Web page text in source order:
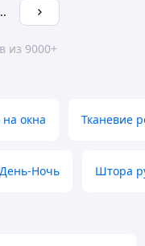
из 9000+
окна Тканевие
Ночь Штора